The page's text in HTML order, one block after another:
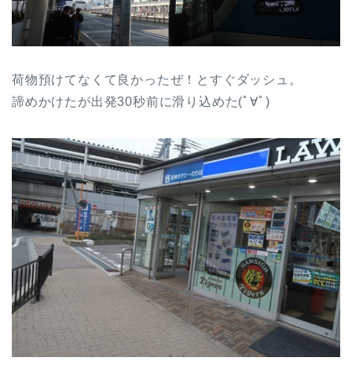
荷物預けてなくて良かったぜ！とすぐダッシュ。
諦めかけたが出発30秒前に滑り込めた(ﾟ∀ﾟ)